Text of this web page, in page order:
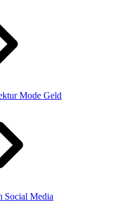
Mode Geld
Social Media